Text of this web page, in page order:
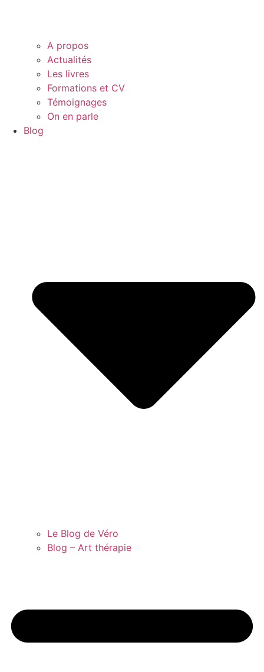
A propos
Actualités
Les livres
Formations et CV
Témoignages
On en parle
Blog
Le Blog de Véro
Blog – Art thérapie